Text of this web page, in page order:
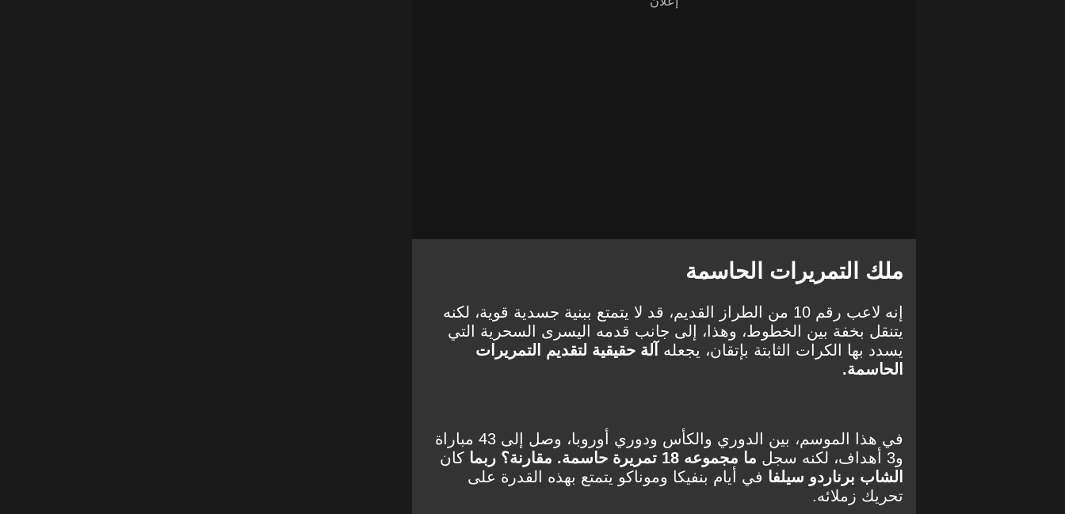
ملك التمريرات الحاسمة
إنه لاعب رقم 10 من الطراز القديم، قد لا يتمتع ببنية جسدية قوية، لكنه
يتنقل بخفة بين الخطوط، وهذا، إلى جانب قدمه اليسرى السحرية التي
يسدد بها الكرات الثابتة بإتقان، يجعله
آلة حقيقية لتقديم التمريرات
الحاسمة.
في هذا الموسم، بين الدوري والكأس ودوري أوروبا، وصل إلى 43 مباراة
و3 أهداف، لكنه سجل
ما مجموعه 18 تمريرة حاسمة. مقارنة؟ ربما
كان
الشاب برناردو سيلفا في أيام بنفيكا وموناكو يتمتع بهذه القدرة على
تحريك زملائه.